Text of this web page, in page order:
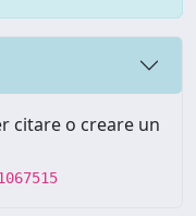
citare o creare un